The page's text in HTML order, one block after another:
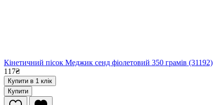
Кінетичний пісок Меджик сенд фіолетовий 350 грамів (31192)
117₴
Купити в 1 клік
Купити